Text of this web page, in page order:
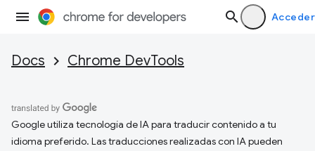
Acceder
Docs Chrome DevTools
Google utiliza tecnología de IA para traducir contenido a tu
idioma preferido. Las traducciones realizadas con IA pueden